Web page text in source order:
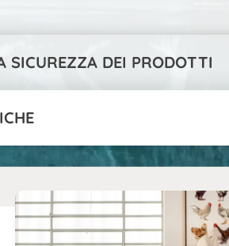
SICUREZZA DEI PRODOTTI